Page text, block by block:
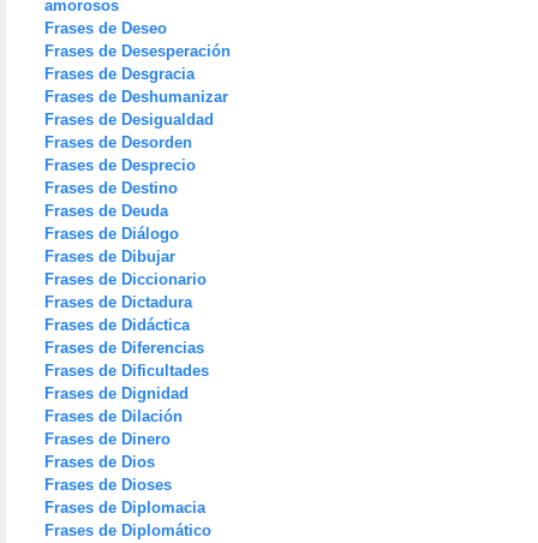
amorosos
Frases de Deseo
Frases de Desesperación
Frases de Desgracia
Frases de Deshumanizar
Frases de Desigualdad
Frases de Desorden
Frases de Desprecio
Frases de Destino
Frases de Deuda
Frases de Diálogo
Frases de Dibujar
Frases de Diccionario
Frases de Dictadura
Frases de Didáctica
Frases de Diferencias
Frases de Dificultades
Frases de Dignidad
Frases de Dilación
Frases de Dinero
Frases de Dios
Frases de Dioses
Frases de Diplomacia
Frases de Diplomático